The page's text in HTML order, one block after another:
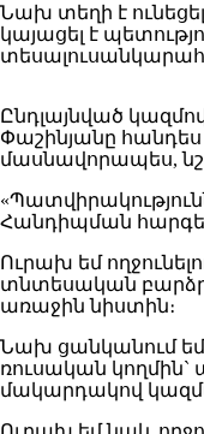
Նախ տեղի է
կայացել է
Ընդլայնված
Փաշինյանը հանդես
մասնավորապես,
Հանդիպման
Ուրախ եմ
տնտեսական
առաջին նիստին։
Նախ ցանկանում եմ
ռուսական կողմին`
մակարդակով